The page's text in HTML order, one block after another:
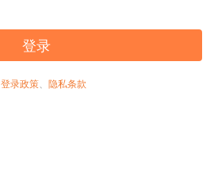
登录
登录政策、 隐私条款